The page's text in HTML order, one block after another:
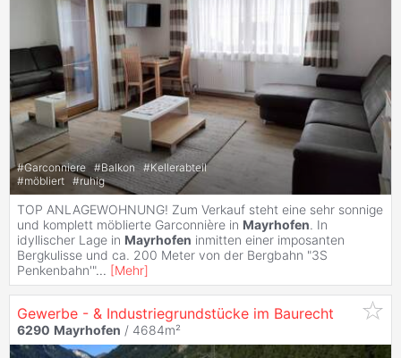
#Garconniere #Balkon #Kellerabteil
#möbliert #ruhig
TOP ANLAGEWOHNUNG! Zum Verkauf steht eine sehr sonnige
und komplett möblierte Garconnière in Mayrhofen. In
idyllischer Lage in Mayrhofen inmitten einer imposanten
Bergkulisse und ca. 200 Meter von der Bergbahn "3S
Penkenbahn'"... [Mehr]
Gewerbe - & Industriegrundstücke im Baurecht
6290 Mayrhofen / 4684m²